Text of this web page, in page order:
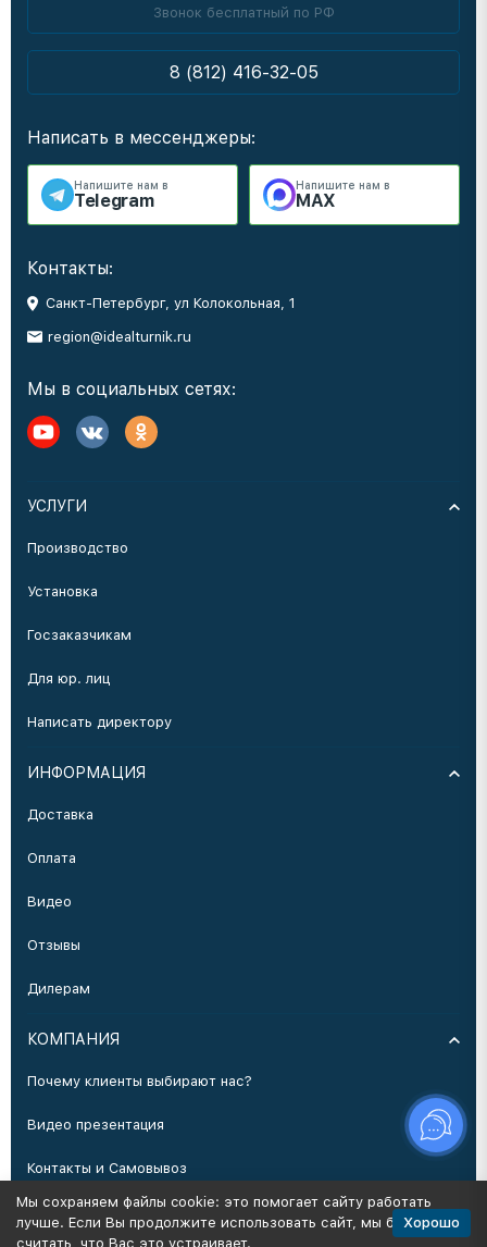
Звонок бесплатный по РФ
8 (812) 416-32-05
Написать в мессенджеры:
Напишите нам в
Telegram
Напишите нам в
MAX
Контакты:
Санкт-Петербург, ул Колокольная, 1
region@idealturnik.ru
Мы в социальных сетях:
УСЛУГИ
Производство
Установка
Госзаказчикам
Для юр. лиц
Написать директору
ИНФОРМАЦИЯ
Доставка
Оплата
Видео
Отзывы
Дилерам
КОМПАНИЯ
Почему клиенты выбирают нас?
Видео презентация
Контакты и Самовывоз
Производство
Мы сохраняем файлы cookie: это помогает сайту работать
лучше. Если Вы продолжите использовать сайт, мы будем
считать, что Вас это устраивает.
Хорошо